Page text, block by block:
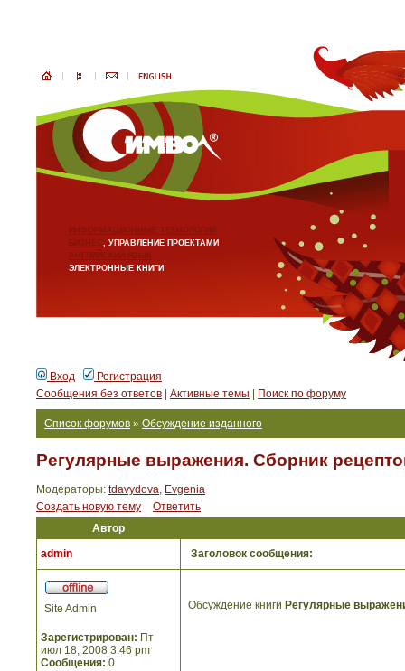
ИНФОРМАЦИОННЫЕ ТЕХНОЛОГИИ
БИЗНЕС, УПРАВЛЕНИЕ ПРОЕКТАМИ
АНГЛИЙСКИЙ ЯЗЫК
ЭЛЕКТРОННЫЕ КНИГИ
Вход
Регистрация
Сообщения без ответов
Активные темы Поиск по форуму
Список форумов » Обсуждение изданного
Регулярные выражения. Сборник
Модераторы: tdavydova, Evgenia
Создать новую тему
Ответить
Автор
admin
Заголовок сообщения:
Site Admin
Зарегистрирован: Пт
июл 18, 2008 3:46 pm
Сообщения: 0
Обсуждение книги Регулярные